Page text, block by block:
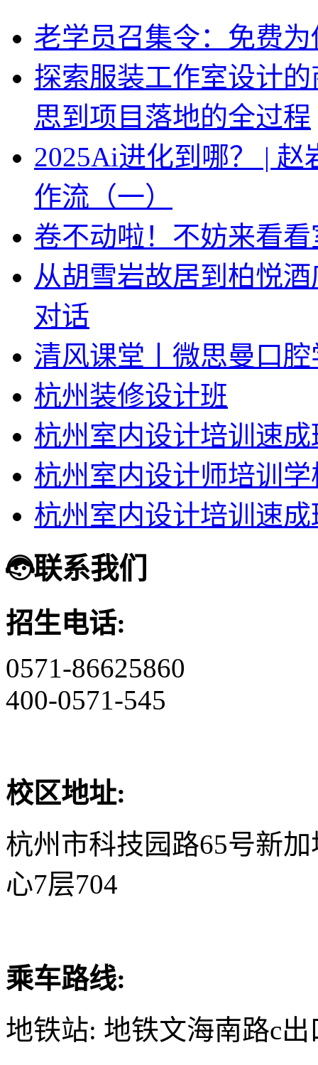
老学员召集令：免费
探索服装工作室设计
思到项目落地的全过程
2025Ai进化到哪？ |
作流（一）
卷不动啦！不妨来看
从胡雪岩故居到柏悦
对话
清风课堂丨微思曼口
杭州装修设计班
杭州室内设计培训速成
杭州室内设计师培训
杭州室内设计培训速成
联系我们
招生电话:
0571-86625860
400-0571-545
校区地址:
杭州市科技园路65号新
心7层704
乘车路线:
地铁站: 地铁文海南路c出